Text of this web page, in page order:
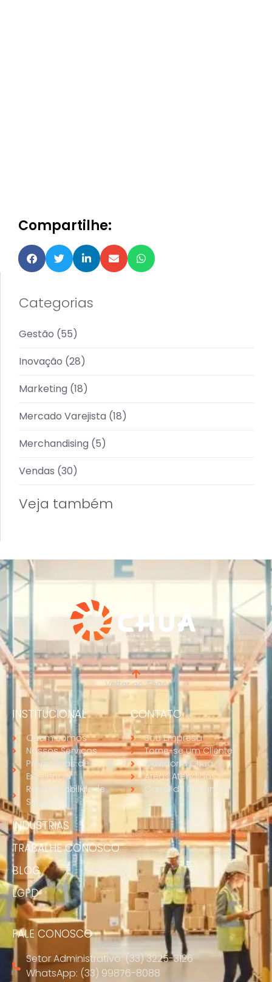
Compartilhe:
Categorias
Gestão (55)
Inovação (28)
Marketing (18)
Mercado Varejista (18)
Merchandising (5)
Vendas (30)
Veja também
Voltar ao Topo
INSTITUCIONAL
Quem somos
Nossos Serviços
Programas de
Excelência
Responsabilidade
Social
INDUSTRIAS
TRABALHE CONOSCO
BLOG
LGPD
CONTATO
Sou Empresa
Torne-se um Cliente
Ouvidoria Chuá
Áreas Atendidas
Canal de Denúncia
FALE CONOSCO
Setor Administrativo: (33) 3225-3126
WhatsApp: (33) 99876-8088